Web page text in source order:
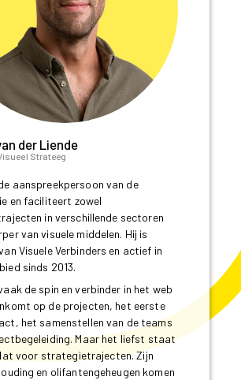
der Liende
Strateeg
aanspreekpersoon van de
en faciliteert zowel
in verschillende sectoren
van visuele middelen. Hij is
Visuele Verbinders en actief in
sinds 2013.
de spin en verbinder in het web
op de projecten, het eerste
het samenstellen van de teams
Maar het liefst staat
lat voor strategietrajecten. Zijn
en olifantengeheugen komen